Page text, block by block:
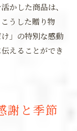
かした商品は、
うした贈り物
」の特別な感動
えることができ
謝と季節